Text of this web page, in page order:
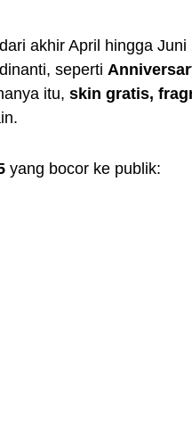
akhir April hingga Juni
seperti
itu, skin gratis,
yang bocor ke publik: